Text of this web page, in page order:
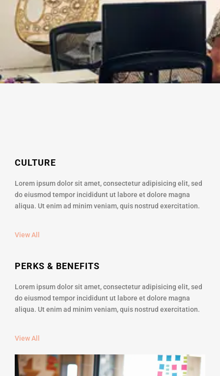
CULTURE
Lorem ipsum dolor sit amet, consectetur adipisicing elit, sed
do eiusmod tempor incididunt ut labore et dolore magna
aliqua. Ut enim ad minim veniam, quis nostrud exercitation.
View All
PERKS & BENEFITS
Lorem ipsum dolor sit amet, consectetur adipisicing elit, sed
do eiusmod tempor incididunt ut labore et dolore magna
aliqua. Ut enim ad minim veniam, quis nostrud exercitation.
View All